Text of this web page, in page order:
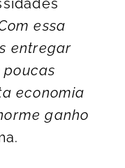
essa
entregar
economia
ganho